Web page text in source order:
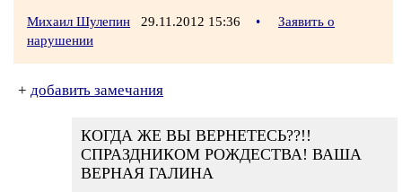
Михаил Шулепин 29.11.2012 15:36 •
Заявить о
нарушении
+ добавить замечания
КОГДА ЖЕ ВЫ ВЕРНЕТЕСЬ??!!
СПРАЗДНИКОМ РОЖДЕСТВА! ВАША
ВЕРНАЯ ГАЛИНА